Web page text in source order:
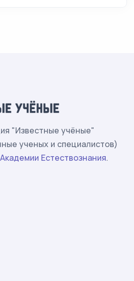
"Известные учёные"
ученых и специалистов)
Естествознания.